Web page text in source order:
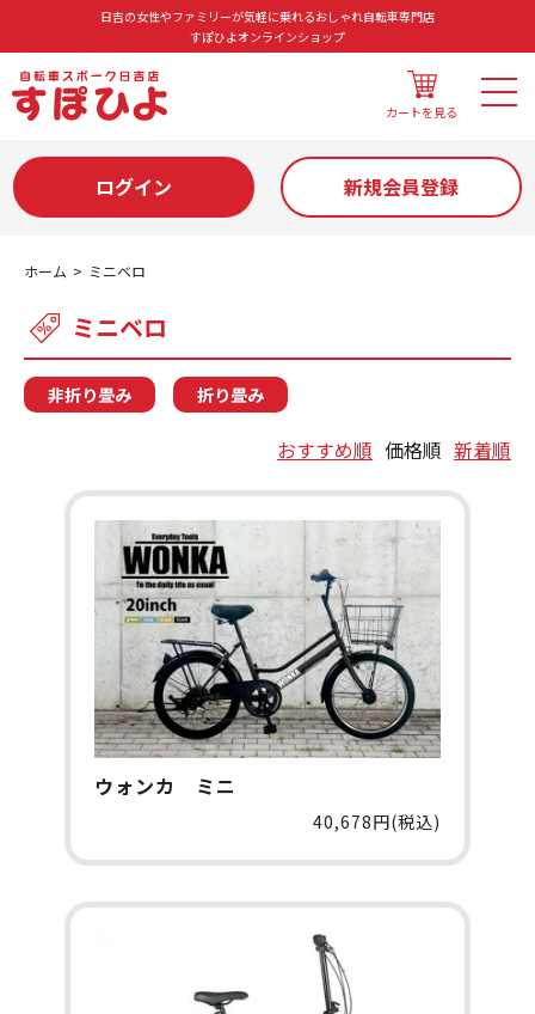
日吉の女性やファミリーが気軽に乗れるおしゃれ自転車専門店
すぽひよオンラインショップ
カートを見る
ログイン 新規会員登録
ホーム ミニベロ
ミニベロ
非折り畳み 折り畳み
おすすめ順 価格順 新着順
ウォンカ ミニ
40,678円(税込)